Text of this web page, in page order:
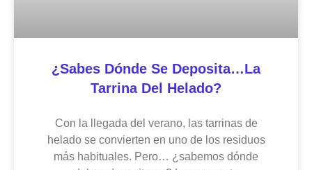
¿Sabes Dónde Se Deposita…la
Tarrina Del Helado?
Con la llegada del verano, las tarrinas de
helado se convierten en uno de los residuos
más habituales. Pero… ¿sabemos dónde